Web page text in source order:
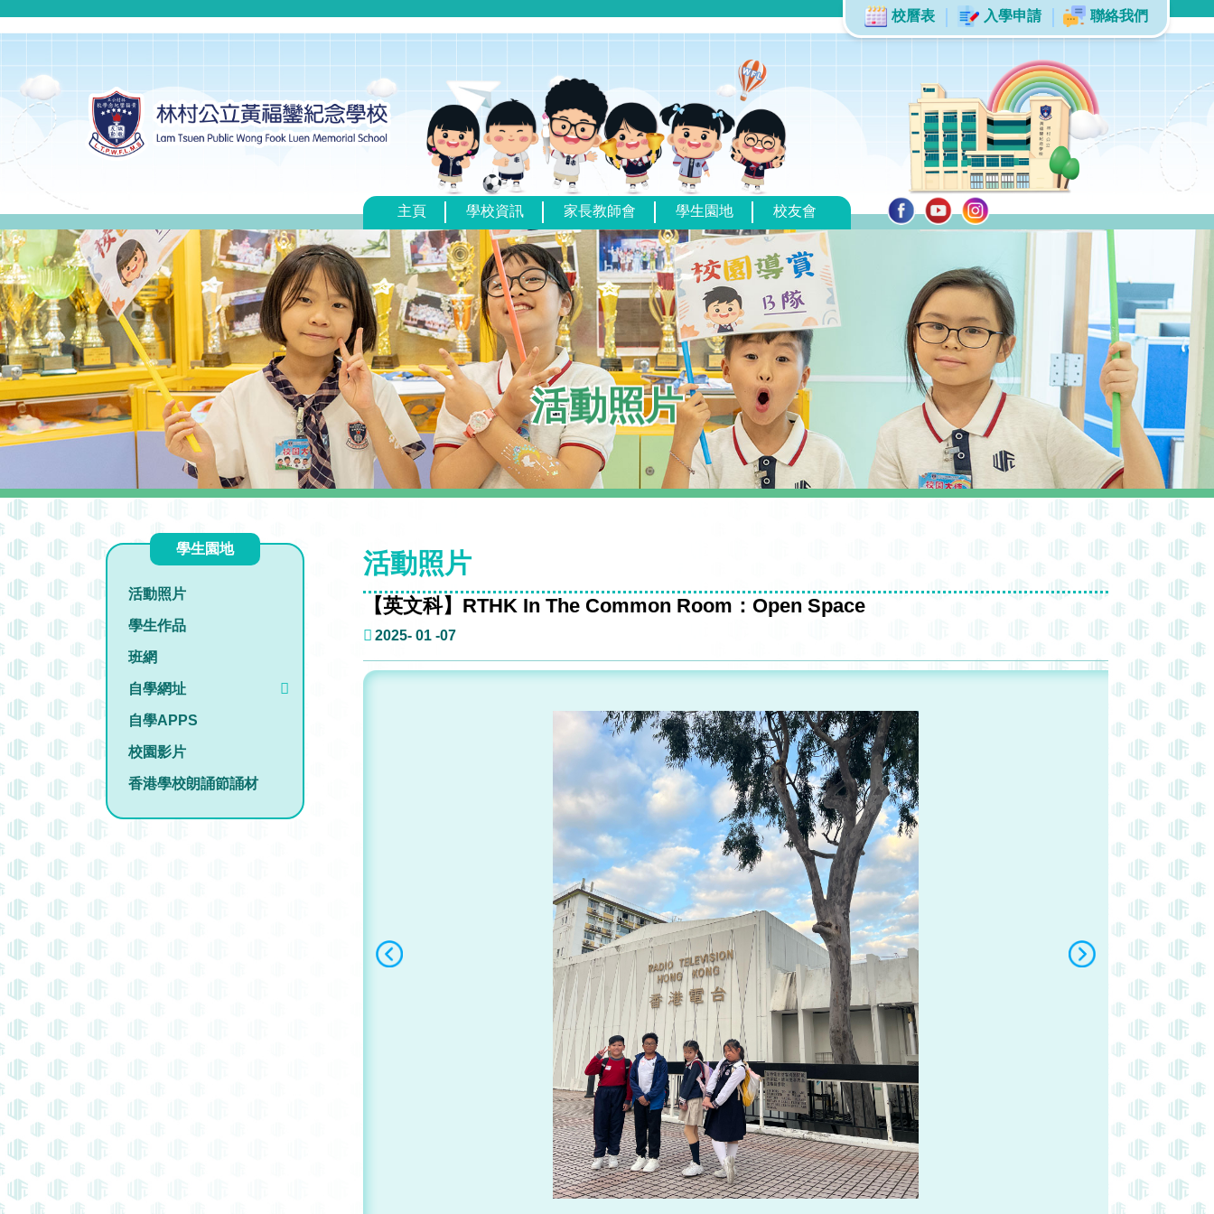
校曆表 入學申請 聯絡我們
主頁 學校資訊 家長教師會 學生園地 校友會
活動照片
學生園地
活動照片
學生作品
班網
自學網址
自學APPS
校園影片
香港學校朗誦節誦材
活動照片
【英文科】RTHK In The Common Room：Open Space
2025- 01 -07